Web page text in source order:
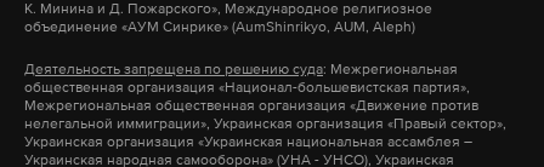
ИИ их изображений и голоса.
Как поясняли законодатели, эти поправки
направлены на предотвращение манипуляции
мнением избирателей с помощью технологий
К. Минина и Д. Пожарского», Международное религиозное
объединение «АУМ Синрике» (AumShinrikyo, AUM, Aleph)
Деятельность запрещена по решению суда: Межрегиональная
общественная организация «Национал-большевистская партия»,
Межрегиональная общественная организация «Движение против
нелегальной иммиграции», Украинская организация «Правый сектор»,
Украинская организация «Украинская национальная ассамблея –
Украинская народная самооборона» (УНА - УНСО), Украинская